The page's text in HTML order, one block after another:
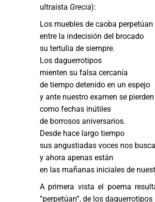
ultraísta Grecia):
Los muebles de caoba perpetúan
entre la indecisión del brocado
su tertulia de siempre.
Los daguerrotipos
mienten su falsa cercanía
de tiempo detenido en un espejo
y ante nuestro examen se pierden
como fechas inútiles
de borrosos aniversarios.
Desde hace largo tiempo
sus angustiadas voces nos
y ahora apenas están
en las mañanas iniciales de
A primera vista el poema
“perpetúan”, de los